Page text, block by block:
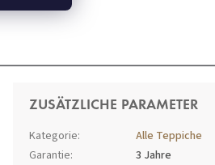
ZUSÄTZLICHE PARAMETER
Kategorie:
Alle Teppiche
Garantie:
3 Jahre